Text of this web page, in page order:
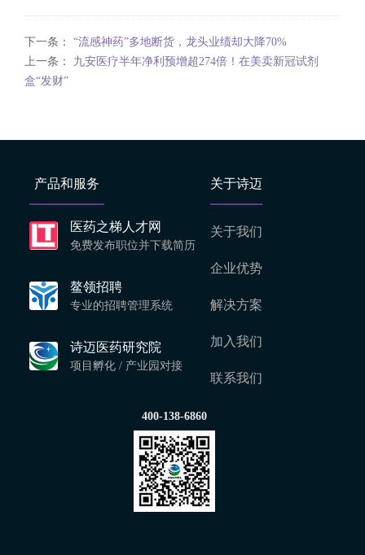
下一条： “流感神药”多地断货，龙头业绩却大降70%
上一条： 九安医疗半年净利预增超274倍！在美卖新冠试剂
盒“发财”
产品和服务
医药之梯人才网
免费发布职位并下载简历
鳌领招聘
专业的招聘管理系统
诗迈医药研究院
项目孵化 / 产业园对接
关于诗迈
关于我们
企业优势
解决方案
加入我们
联系我们
400-138-6860